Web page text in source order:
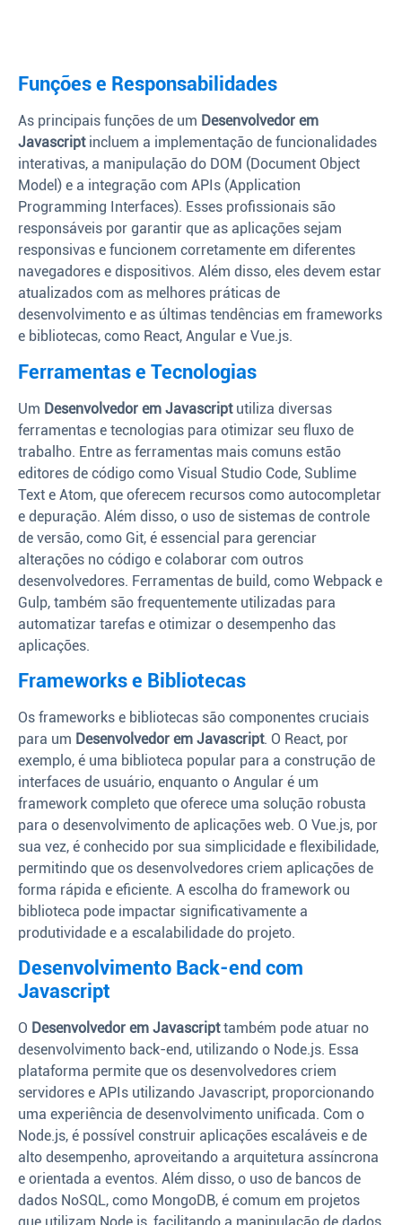
Funções e Responsabilidades
As principais funções de um Desenvolvedor em
Javascriptincluem a implementação de funcionalidades
interativas, a manipulação do DOM (Document Object
Model) e a integração com APIs (Application
Programming Interfaces). Esses profissionais são
responsáveis por garantir que as aplicações sejam
responsivas e funcionem corretamente em diferentes
navegadores e dispositivos. Além disso, eles devem estar
atualizados com as melhores práticas de
desenvolvimento e as últimas tendências em frameworks
e bibliotecas, como React, Angular e Vue.js.
Ferramentas e Tecnologias
Um Desenvolvedor em Javascriptutiliza diversas
ferramentas e tecnologias para otimizar seu fluxo de
trabalho. Entre as ferramentas mais comuns estão
editores de código como Visual Studio Code, Sublime
Text e Atom, que oferecem recursos como autocompletar
e depuração. Além disso, o uso de sistemas de controle
de versão, como Git, é essencial para gerenciar
alterações no código e colaborar com outros
desenvolvedores. Ferramentas de build, como Webpack e
Gulp, também são frequentemente utilizadas para
automatizar tarefas e otimizar o desempenho das
aplicações.
Frameworks e Bibliotecas
Os frameworks e bibliotecas são componentes cruciais
para um Desenvolvedor em Javascript. O React, por
exemplo, é uma biblioteca popular para a construção de
interfaces de usuário, enquanto o Angular é um
framework completo que oferece uma solução robusta
para o desenvolvimento de aplicações web. O Vue.js, por
sua vez, é conhecido por sua simplicidade e flexibilidade,
permitindo que os desenvolvedores criem aplicações de
forma rápida e eficiente. A escolha do framework ou
biblioteca pode impactar significativamente a
produtividade e a escalabilidade do projeto.
Desenvolvimento Back-end com
Javascript
O Desenvolvedor em Javascripttambém pode atuar no
desenvolvimento back-end, utilizando o Node.js. Essa
plataforma permite que os desenvolvedores criem
servidores e APIs utilizando Javascript, proporcionando
uma experiência de desenvolvimento unificada. Com o
Node.js, é possível construir aplicações escaláveis e de
alto desempenho, aproveitando a arquitetura assíncrona
e orientada a eventos. Além disso, o uso de bancos de
dados NoSQL, como MongoDB, é comum em projetos